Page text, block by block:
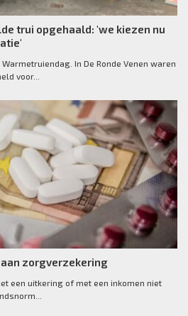
trui opgehaald: 'we kiezen nu
In De Ronde Venen waren
voor...
zorgverzekering
een uitkering of met een inkomen niet